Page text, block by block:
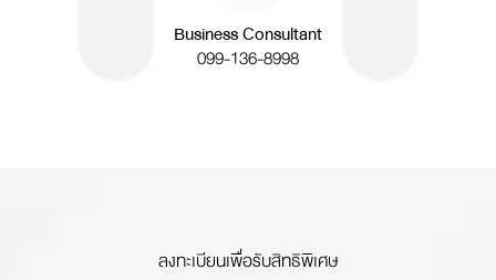
Business Consultant
099-136-8998
ลงทะเบียนเพื่อรับสิทธิพิเศษ